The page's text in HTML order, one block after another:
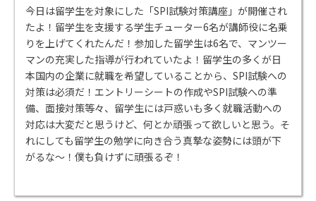
今日は留学生を対象にした「SPI試験対策講座」が開催され
たよ！留学生を支援する学生チューター6名が講師役に名乗
りを上げてくれたんだ！参加した留学生は6名で、マンツー
マンの充実した指導が行われていたよ！留学生の多くが日
本国内の企業に就職を希望していることから、SPI試験への
対策は必須だ！エントリーシートの作成やSPI試験への準
備、面接対策等々、留学生には戸惑いも多く就職活動への
対応は大変だと思うけど、何とか頑張って欲しいと思う。そ
れにしても留学生の勉学に向き合う真摯な姿勢には頭が下
がるな～！僕も負けずに頑張るぞ！